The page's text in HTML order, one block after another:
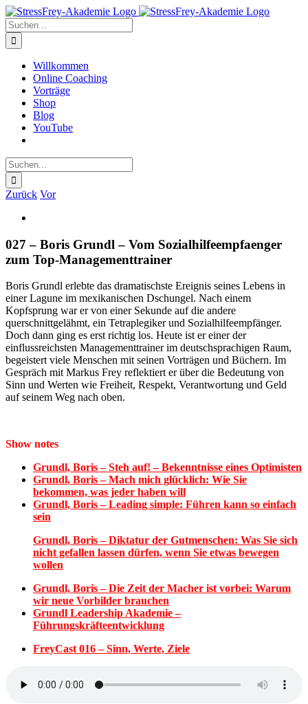
Zum
Inhalt
springen
Suche
nach:
Willkommen
Online Coaching
Vorträge
Shop
Blog
YouTube
Suche
nach:
Zurück Vor
Bild
027 – Boris Grundl – Vom Sozialhilfeempfaenger
zum Top-Managementtrainer
Boris Grundl erlebte das dramatischste Ereignis seines Lebens in
einer Lagune im mexikanischen Dschungel. Nach einem
Kopfsprung war er von einer Sekunde auf die andere
querschnittgelähmt, ein Tetraplegiker und Sozialhilfeempfänger.
Doch dann ging es erst richtig los. Heute ist er einer der
einflussreichsten Managementtrainer im deutschsprachigen Raum,
begeistert viele Menschen mit seinen Vorträgen und Büchern. Im
Gespräch mit Markus Frey reflektiert er über die Bedeutung von
Sinn und Werten wie Freiheit, Respekt, Verantwortung und Geld
auf seinem Weg nach oben.
Show notes
Grundl, Boris – Steh auf! – Bekenntnisse eines Optimisten
Grundl, Boris – Mach mich glücklich: Wie Sie
bekommen, was jeder haben will
Grundl, Boris – Leading simple: Führen kann so einfach
sein
Grundl, Boris – Diktatur der Gutmenschen: Was Sie sich
nicht gefallen lassen dürfen, wenn Sie etwas bewegen
wollen
Grundl, Boris – Die Zeit der Macher ist vorbei: Warum
wir neue Vorbilder brauchen
Grundl Leadership Akademie –
Führungskräfteentwicklung
FreyCast 016 – Sinn, Werte, Ziele